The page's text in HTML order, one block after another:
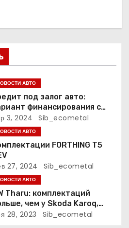
АВТО
под залог авто:
финансирования с
рисками
3, 2024 Sib_ecometal
АВТО
FORTHING T5
27, 2024 Sib_ecometal
АВТО
Tharu: комплектаций
чем у Skoda Karoq,
– выше. Оба кросса
28, 2023 Sib_ecometal